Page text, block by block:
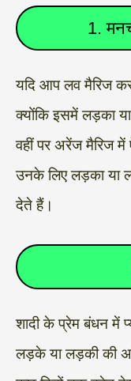
1.
यदि आप लव मैरिज
क्योंकि इसमें लड़का
वहीं पर अरेंज मैरिज में
उनके लिए लड़का या
देते हैं।
शादी के प्रेम बंधन में
लड़के या लड़की की